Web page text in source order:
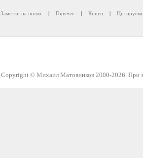
Заметки на полях | Горячее | Книги |
Copyright © Михаил Матовников 2000-2026. При